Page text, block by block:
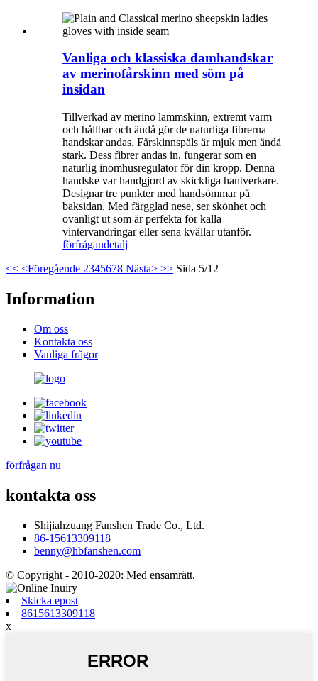
Vanliga och klassiska damhandskar
av merinofårskinn med söm på
insidan
Tillverkad av merino lammskinn, extremt varm
och hållbar och ändå gör de naturliga fibrerna
handskar andas. Fårskinnspäls är mjuk men ändå
stark. Dess fibrer andas in, fungerar som en
naturlig inomhusregulator för din kropp. Denna
handske var handgjord av skickliga hantverkare.
Designar tre punkter med handsömmar på
baksidan. Med färgglad nese, ser skönhet och
ovanligt ut som är perfekta för kalla
vintervandringar eller sena kvällar utanför.
förfrågandetalj
<< <Föregående 2345678 Nästa> >> Sida 5/12
Information
Om oss
Kontakta oss
Vanliga frågor
förfrågan nu
kontakta oss
Shijiahzuang Fanshen Trade Co., Ltd.
86-15613309118
benny@hbfanshen.com
© Copyright - 2010-2020: Med ensamrätt.
Skicka epost
8615613309118
x